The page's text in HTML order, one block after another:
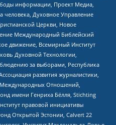
информации, Проект Медиа,
человека, Духовное Управление
Церкви, Новое
Международный Библейский
движение, Всемирный Институт
Духовной Технологии,
за выборами, Республика
развития журналистики,
Международных Отношений,
имени Генриха Бёлля, Stichting
правовой инициативы
Открытой Эстонии, Calvert 22